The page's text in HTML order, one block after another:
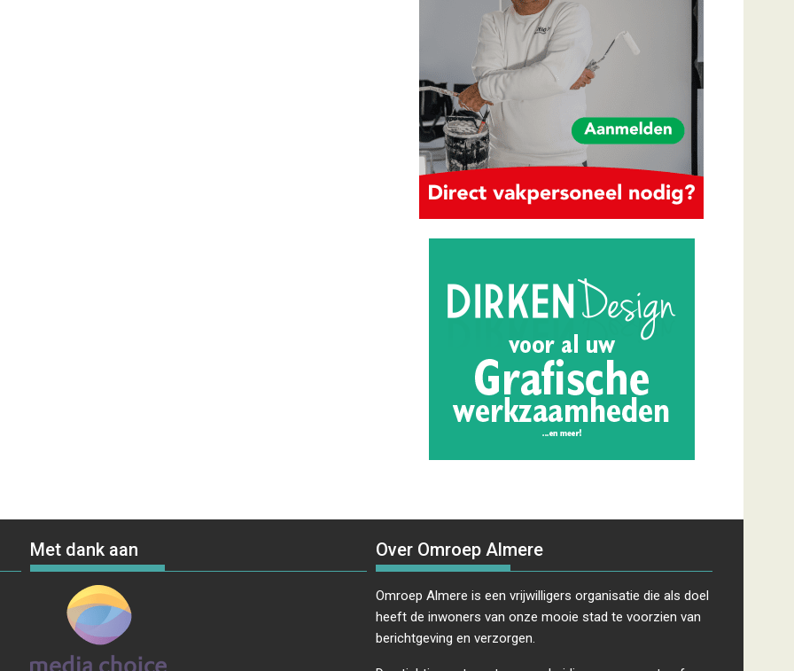
Met dank aan Over Omroep Almere
Omroep Almere is een vrijwilligers organisatie die als doel
heeft de inwoners van onze mooie stad te voorzien van
berichtgeving en verzorgen.